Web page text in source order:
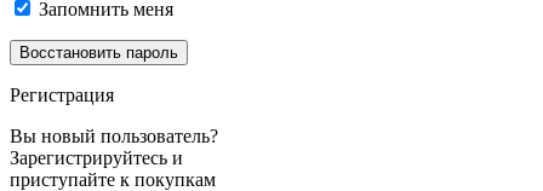
Запомнить меня
Регистрация
Вы новый пользователь?
Зарегистрируйтесь и
приступайте к покупкам